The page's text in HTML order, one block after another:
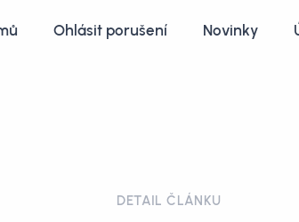
Ohlásit porušení Novinky
DETAIL ČLÁNKU